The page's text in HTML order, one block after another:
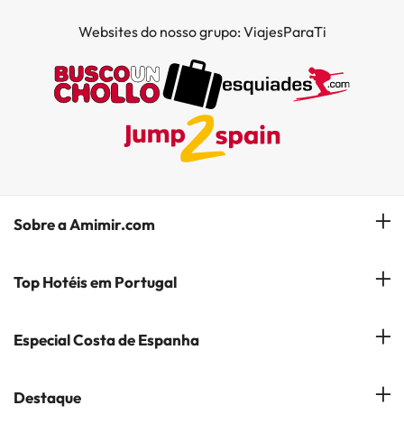
Websites do nosso grupo: ViajesParaTi
Sobre a Amimir.com
Quem somos?
Subscreva a nossa Newsletter
Top Hotéis em Portugal
Hóteis em Lisboa
Hotéis em Coimbra
Especial Costa de Espanha
Costa del Sol
Destaque